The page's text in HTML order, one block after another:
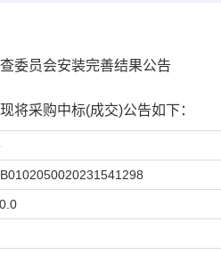
委员会安装完善结果公告
将采购中标(成交)公告如下：